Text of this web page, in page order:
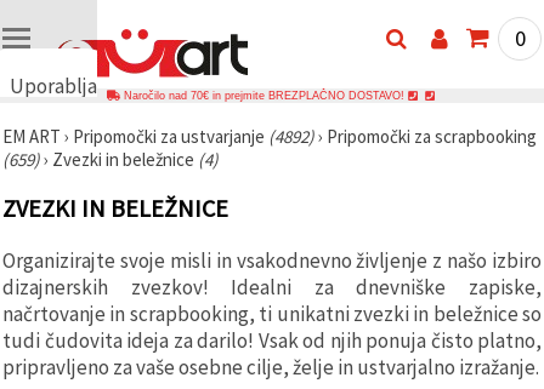
Uporabljamo
🍪
Uporabljamo
podobne
tehnologije,
zagotovimo
pravilno
delovanje
spletnega
mesta,
izboljšamo
vašo
0
Naročilo nad 70€ in prejmite BREZPLAČNO DOSTAVO!
EM ART › Pripomočki za ustvarjanje (4892)› Pripomočki za scrapbooking
(659)› Zvezki in beležnice (4)
ZVEZKI IN BELEŽNICE
Organizirajte svoje misli in vsakodnevno življenje z našo izbiro
dizajnerskih zvezkov! Idealni za dnevniške zapiske,
načrtovanje in scrapbooking, ti unikatni zvezki in beležnice so
tudi čudovita ideja za darilo! Vsak od njih ponuja čisto platno,
pripravljeno za vaše osebne cilje, želje in ustvarjalno izražanje.